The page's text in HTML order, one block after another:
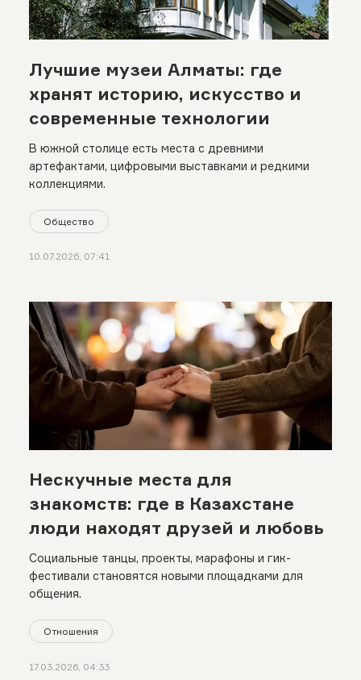
Лучшие музеи Алматы: где
хранят историю, искусство и
современные технологии
В южной столице есть места с древними
артефактами, цифровыми выставками и редкими
коллекциями.
Общество
10.07.2026, 07:41
Нескучные места для
знакомств: где в Казахстане
люди находят друзей и любовь
Социальные танцы, проекты, марафоны и гик-
фестивали становятся новыми площадками для
общения.
Отношения
17.03.2026, 04:33